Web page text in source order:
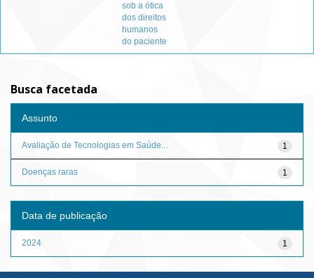
sob a ótica
dos direitos
humanos
do paciente
Busca facetada
Assunto
1
Avaliação de Tecnologias em Saúde...
1
Doenças raras
Data de publicação
1
2024